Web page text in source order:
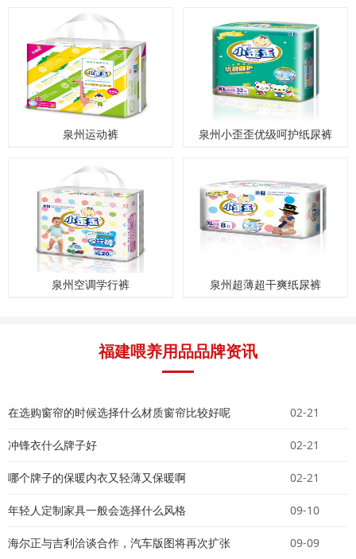
泉州运动裤 泉州小歪歪优级呵护纸尿裤
泉州空调学行裤 泉州超薄超干爽纸尿裤
福建喂养用品品牌资讯
在选购窗帘的时候选择什么材质窗帘比较好呢 02-21
冲锋衣什么牌子好 02-21
哪个牌子的保暖内衣又轻薄又保暖啊 02-21
年轻人定制家具一般会选择什么风格 09-10
海尔正与吉利洽谈合作，汽车版图将再次扩张 09-09